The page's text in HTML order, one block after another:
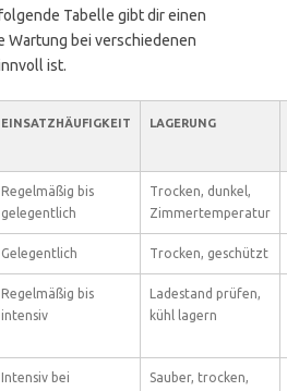
Tabelle gibt dir einen
Wartung bei verschiedenen
ist.
EINSATZHÄUFIGKEIT LAGERUNG
Regelmäßig bis
gelegentlich
Trocken, dunkel,
Zimmertemperatur
Gelegentlich Trocken, geschützt
Regelmäßig bis
intensiv
Ladestand prüfen,
kühl lagern
Intensiv bei
Sauber, trocken,